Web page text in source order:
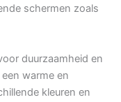
schermen zoals
duurzaamheid en
warme en
kleuren en